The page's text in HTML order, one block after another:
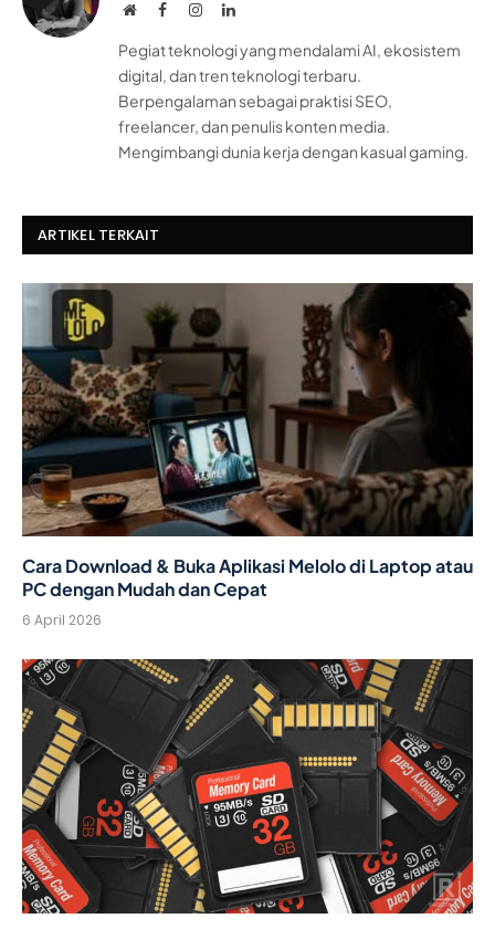
WebsiteFacebookInstagramLinkedIn
Pegiat teknologi yang mendalami AI, ekosistem
digital, dan tren teknologi terbaru.
Berpengalaman sebagai praktisi SEO,
freelancer, dan penulis konten media.
Mengimbangi dunia kerja dengan kasual gaming.
ARTIKEL TERKAIT
Cara Download & Buka Aplikasi Melolo di Laptop atau
PC dengan Mudah dan Cepat
6 April 2026